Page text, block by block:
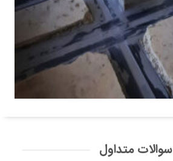
سوالات متداول